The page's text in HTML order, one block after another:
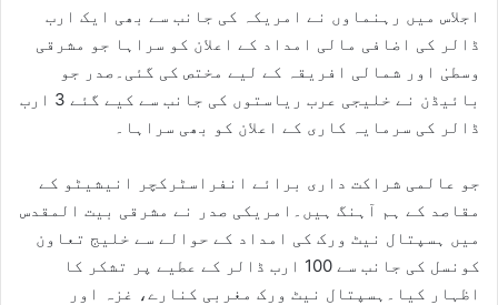
اجلاس میں رہنماوں نے امریکہ کی جانب سے بھی ایک ارب
ڈالر کی اضافی مالی امداد کے اعلان کو سراہا جو مشرقی
وسطیٰ اور شمالی افریقہ کے لیے مختص کی گئی۔صدر جو
بائیڈن نے خلیجی عرب ریاستوں کی جانب سے کیے گئے 3 ارب
ڈالر کی سرمایہ کاری کے اعلان کو بھی سراہا۔
جو عالمی شراکت داری برائے انفراسٹرکچر انیشیٹو کے
مقاصد کے ہم آہنگ ہیں۔امریکی صدر نے مشرقی بیت المقدس
میں ہسپتال نیٹ ورک کی امداد کے حوالے سے خلیج تعاون
کونسل کی جانب سے 100 ارب ڈالر کے عطیے پر تشکر کا
اظہار کیا۔ہسپتال نیٹ ورک مغربی کنارے، غزہ اور